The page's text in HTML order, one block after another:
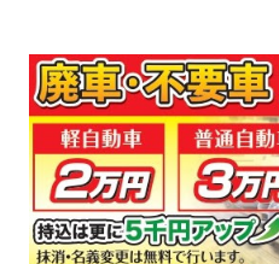
内であれば 故障した箇所の部品
ります（認証工場としてやれる
くはスタッフまでご確認下さい
ご購入されたお客様には、次回
換無料‼ 【安心 ③】 当店で車検
までオイル交換無料‼（半年毎